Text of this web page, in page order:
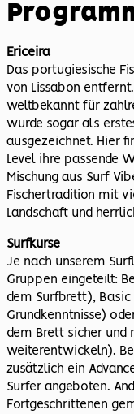
Ericeira
Das portugiesische
von Lissabon
weltbekannt für
wurde sogar als
ausgezeichnet. Hier
Level ihre passende
Mischung aus Surf
Fischertradition mit
Landschaft und
Surfkurse
Je nach unserem
Gruppen eingeteilt:
dem Surfbrett),
Grundkenntnisse)
dem Brett sicher und
weiterentwickeln).
zusätzlich ein
Surfer angeboten.
Fortgeschrittenen